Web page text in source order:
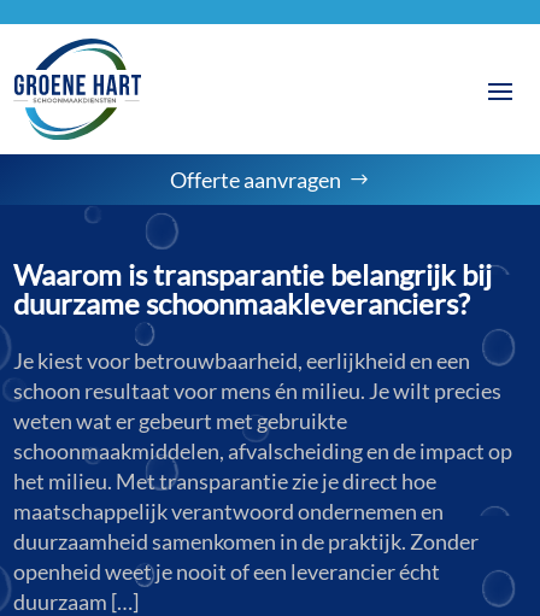
Offerte aanvragen
Waarom is transparantie belangrijk bij
duurzame schoonmaakleveranciers?
Je kiest voor betrouwbaarheid, eerlijkheid en een
schoon resultaat voor mens én milieu. Je wilt precies
weten wat er gebeurt met gebruikte
schoonmaakmiddelen, afvalscheiding en de impact op
het milieu. Met transparantie zie je direct hoe
maatschappelijk verantwoord ondernemen en
duurzaamheid samenkomen in de praktijk. Zonder
openheid weet je nooit of een leverancier écht
duurzaam […]